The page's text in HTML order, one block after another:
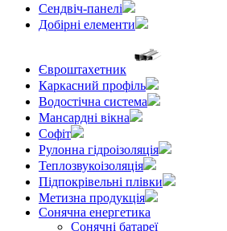
Сендвіч-панелі
Добірні елементи
Євроштахетник
Каркасний профіль
Водостічна система
Мансардні вікна
Софіт
Рулонна гідроізоляція
Теплозвукоізоляція
Підпокрівельні плівки
Метизна продукція
Сонячна енергетика
Сонячні батареї